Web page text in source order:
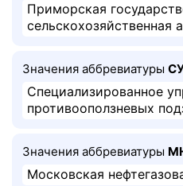
Приморская
сельскохозяйственная
Значения аббревиатуры
Специализированное
противооползневых
Значения аббревиатуры
Московская